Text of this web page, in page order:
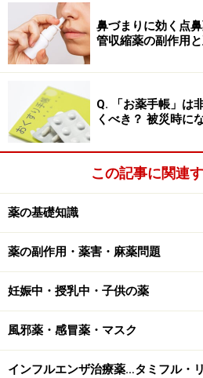
鼻づまりに効く点
管収縮薬の副作用
Q. 「お薬手帳」は
くべき？ 被災時に
この記事に関連
薬の基礎知識
薬の副作用・薬害・麻薬問題
妊娠中・授乳中・子供の薬
風邪薬・感冒薬・マスク
インフルエンザ治療薬…タミフル・